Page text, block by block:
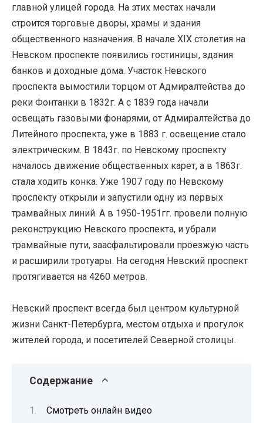
главной улицей города. На этих местах начали
строится торговые дворы, храмы и здания
общественного назначения. В начале XIX столетия на
Невском проспекте появились гостиницы, здания
банков и доходные дома. Участок Невского
проспекта вымостили торцом от Адмиралтейства до
реки Фонтанки в 1832г. А с 1839 года начали
освещать газовыми фонарями, от Адмиралтейства до
Литейного проспекта, уже в 1883 г. освещение стало
электрическим. В 1843г. по Невскому проспекту
началось движение общественных карет, а в 1863г.
стала ходить конка. Уже 1907 году по Невскому
проспекту открыли и запустили одну из первых
трамвайных линий. А в 1950-1951гг. провели полную
реконструкцию Невского проспекта, и убрали
трамвайные пути, заасфальтировали проезжую часть
и расширили тротуары. На сегодня Невский проспект
протягивается на 4260 метров.
Невский проспект всегда был центром культурной
жизни Санкт-Петербурга, местом отдыха и прогулок
жителей города, и посетителей Северной столицы.
Содержание
Смотреть онлайн видео